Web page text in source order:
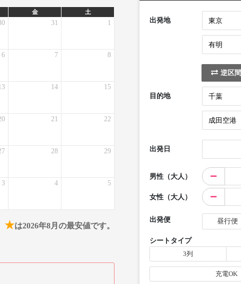
金 土
31 1
6 7 8
14 15
21 22
28 29
3 4 5
★は2026年8月の最安値です。
出発地
逆区間
目的地
出発日
男性（大人）
女性（大人）
出発便 昼行便
シートタイプ
3列
充電OK